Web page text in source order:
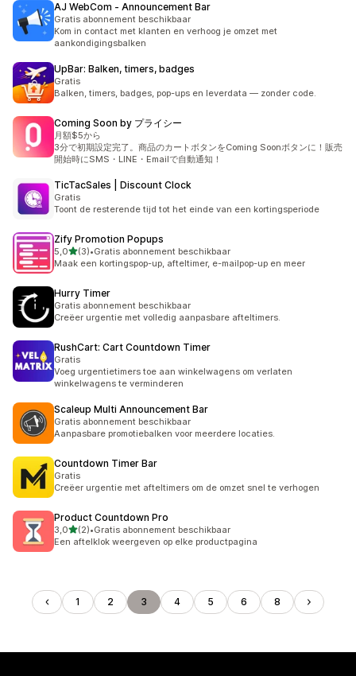
AJ WebCom ‑ Announcement Bar
Gratis abonnement beschikbaar
Kom in contact met klanten en verhoog je omzet met
aankondigingsbalken
UpBar: Balken, timers, badges
Gratis
Balken, timers, badges, pop-ups en leverdata — zonder code.
Coming Soon by プライシー
月額$5から
3分で初期設定完了。商品のカートボタンをComing Soonボタンに！販売
開始時にSMS・LINE・Emailで自動通知！
TicTacSales | Discount Clock
Gratis
Toont de resterende tijd tot het einde van een kortingsperiode
Zify Promotion Popups
5,0van 5 sterren
(3)
3 recensies in totaal
•Gratis abonnement beschikbaar
Maak een kortingspop-up, afteltimer, e-mailpop-up en meer
Hurry Timer
Gratis abonnement beschikbaar
Creëer urgentie met volledig aanpasbare afteltimers.
RushCart: Cart Countdown Timer
Gratis
Voeg urgentietimers toe aan winkelwagens om verlaten
winkelwagens te verminderen
Scaleup Multi Announcement Bar
Gratis abonnement beschikbaar
Aanpasbare promotiebalken voor meerdere locaties.
Countdown Timer Bar
Gratis
Creëer urgentie met afteltimers om de omzet snel te verhogen
Product Countdown Pro
3,0van 5 sterren
(2)
2 recensies in totaal
•Gratis abonnement beschikbaar
Een aftelklok weergeven op elke productpagina
1 2 3 4 5 6 8